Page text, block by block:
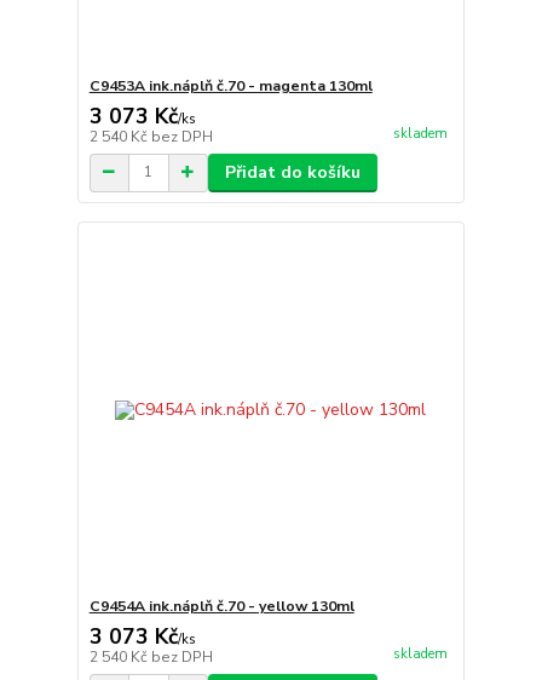
C9453A ink.náplň č.70 - magenta 130ml
3 073 Kč/ks
2 540 Kč bez DPH skladem
Přidat do košíku
C9454A ink.náplň č.70 - yellow 130ml
3 073 Kč/ks
2 540 Kč bez DPH skladem